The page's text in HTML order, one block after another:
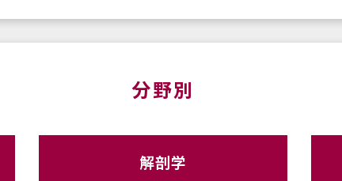
分野別
解剖学